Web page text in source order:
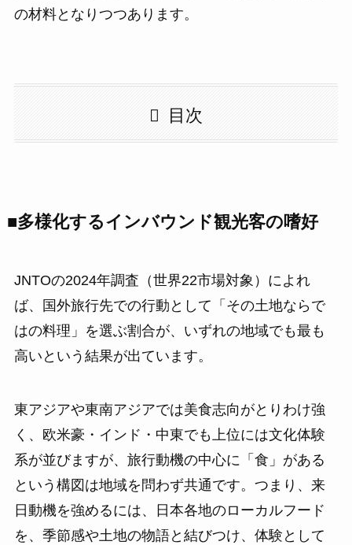
の材料となりつつあります。
目次
■多様化するインバウンド観光客の嗜好
JNTOの2024年調査（世界22市場対象）によれ
ば、国外旅行先での行動として「その土地ならで
はの料理」を選ぶ割合が、いずれの地域でも最も
高いという結果が出ています。
東アジアや東南アジアでは美食志向がとりわけ強
く、欧米豪・インド・中東でも上位には文化体験
系が並びますが、旅行動機の中心に「食」がある
という構図は地域を問わず共通です。つまり、来
日動機を強めるには、日本各地のローカルフード
を、季節感や土地の物語と結びつけ、体験として